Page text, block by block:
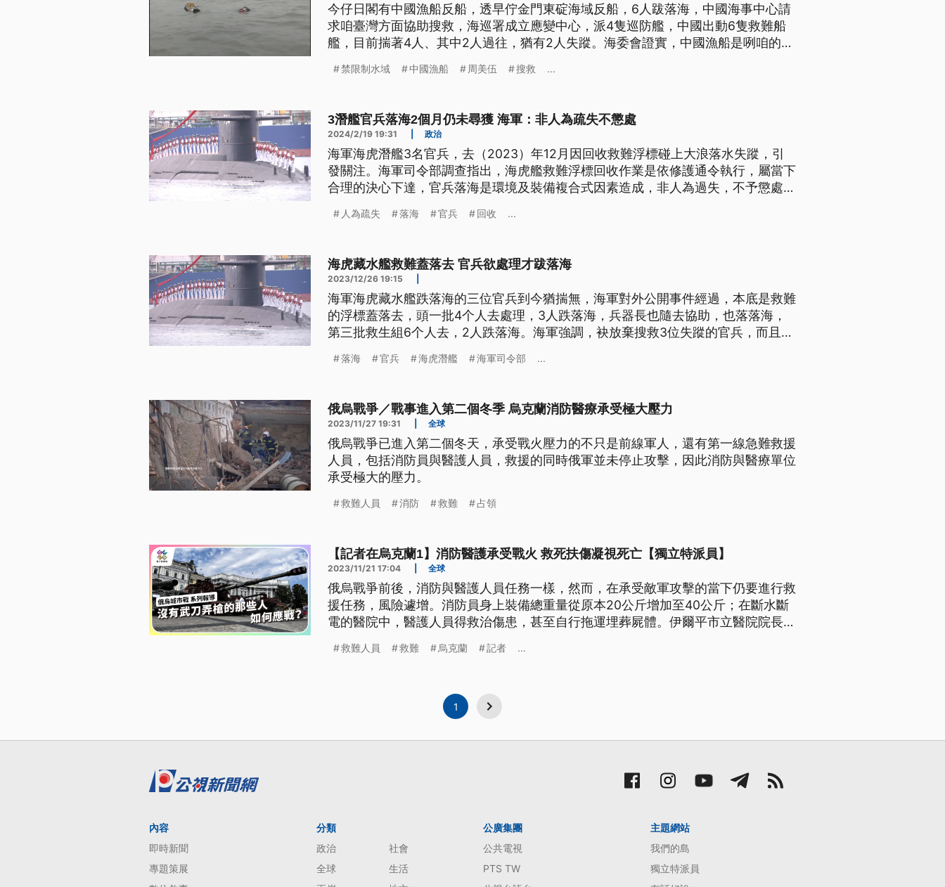
今仔日閣有中國漁船反船，透早佇金門東碇海域反船，6人跋落海，中國海事中心請
求咱臺灣方面協助搜救，海巡署成立應變中心，派4隻巡防艦，中國出動6隻救難船
艦，目前揣著4人、其中2人過往，猶有2人失蹤。海委會證實，中國漁船是咧咱的禁
禁限制水域 中國漁船 周美伍 搜救 ...
3潛艦官兵落海2個月仍未尋獲 海軍：非人為疏失不懲處
2024/2/19 19:31 政治
海軍海虎潛艦3名官兵，去（2023）年12月因回收救難浮標碰上大浪落水失蹤，引
發關注。海軍司令部調查指出，海虎艦救難浮標回收作業是依修護通令執行，屬當下
合理的決心下達，官兵落海是環境及裝備複合式因素造成，非人為過失，不予懲處。
學者則認為，應可派其他船艦協助回收降低風險。
人為疏失 落海 官兵 回收 ...
海虎藏水艦救難蓋落去 官兵欲處理才跋落海
2023/12/26 19:15
海軍海虎藏水艦跌落海的三位官兵到今猶揣無，海軍對外公開事件經過，本底是救難
的浮標蓋落去，頭一批4个人去處理，3人跌落海，兵器長也隨去協助，也落落海，
第三批救生組6个人去，2人跌落海。海軍強調，袂放棄搜救3位失蹤的官兵，而且救
救起來著傷的官兵。（這條新聞標題、前言是臺語文。）
落海 官兵 海虎潛艦 海軍司令部 ...
俄烏戰爭／戰事進入第二個冬季 烏克蘭消防醫療承受極大壓力
2023/11/27 19:31 全球
俄烏戰爭已進入第二個冬天，承受戰火壓力的不只是前線軍人，還有第一線急難救援
人員，包括消防員與醫護人員，救援的同時俄軍並未停止攻擊，因此消防與醫療單位
承受極大的壓力。
救難人員 消防 救難 占領
【記者在烏克蘭1】消防醫護承受戰火 救死扶傷凝視死亡【獨立特派員】
2023/11/21 17:04 全球
俄烏戰爭前後，消防與醫護人員任務一樣，然而，在承受敵軍攻擊的當下仍要進行救
援任務，風險遽增。消防員身上裝備總重量從原本20公斤增加至40公斤；在斷水斷
電的醫院中，醫護人員得救治傷患，甚至自行拖運埋葬屍體。伊爾平市立醫院院長安
救難人員 救難 烏克蘭 記者 ...
1
內容
即時新聞
專題策展
分類
政治
社會
全球
生活
公廣集團
公共電視
PTS TW
主題網站
我們的島
獨立特派員